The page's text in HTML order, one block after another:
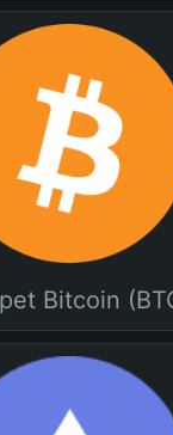
Bitcoin